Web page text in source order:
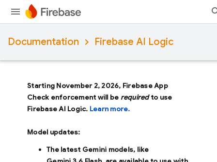
Documentation Firebase AI Logic
Starting November 2, 2026, Firebase App
Check enforcement will be requiredto use
Firebase AI Logic. Learn more.
Model updates:
The latest Gemini models, like